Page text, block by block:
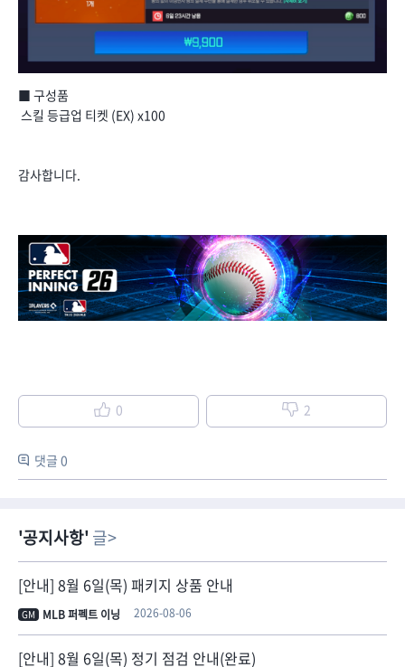
■ 구성품
스킬 등급업 티켓 (EX) x100
감사합니다.
0 2
댓글 0
공지사항 글
[안내] 8월 6일(목) 패키지 상품 안내
GM MLB 퍼펙트 이닝 2026-08-06
[안내] 8월 6일(목) 정기 점검 안내(완료)